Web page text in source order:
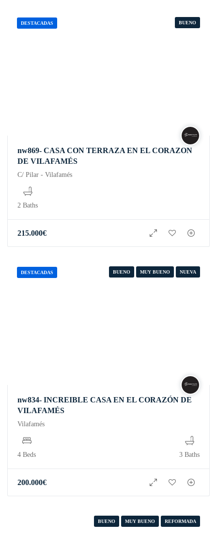
DESTACADAS BUENO
nw869- CASA CON TERRAZA EN EL CORAZON
DE VILAFAMÉS
C/ Pilar - Vilafamés
2 Baths
215.000€
DESTACADAS BUENO MUY BUENO NUEVA
nw834- INCREIBLE CASA EN EL CORAZÓN DE
VILAFAMÉS
Vilafamés
4 Beds 3 Baths
200.000€
BUENO MUY BUENO REFORMADA